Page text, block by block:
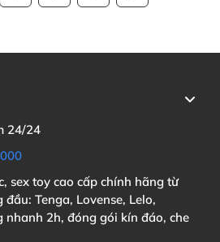
24/24
sex toy cao cấp chính hãng từ
Tenga, Lovense, Lelo,
nhanh 2h, đóng gói kín đáo, che